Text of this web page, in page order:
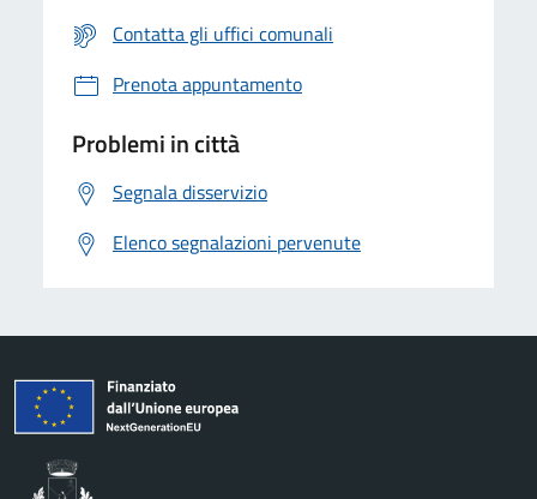
Contatta gli uffici comunali
Prenota appuntamento
Problemi in città
Segnala disservizio
Elenco segnalazioni pervenute